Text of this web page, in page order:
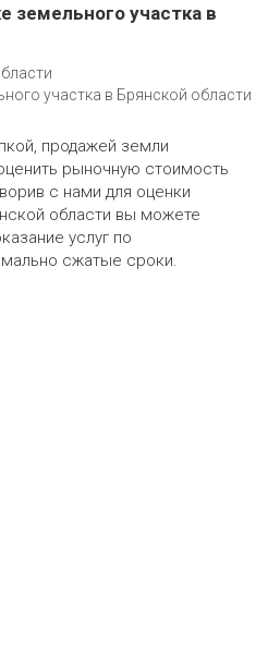
земельного участка в
участка в Брянской области
продажей земли
рыночную стоимость
с нами для оценки
области вы можете
услуг по
сжатые сроки.